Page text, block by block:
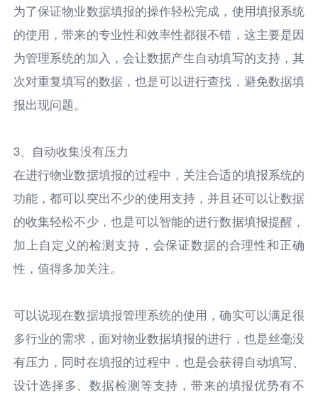
为了保证物业数据填报的操作轻松完成，使用填报系统
的使用，带来的专业性和效率性都很不错，这主要是因
为管理系统的加入，会让数据产生自动填写的支持，其
次对重复填写的数据，也是可以进行查找，避免数据填
报出现问题。
3、自动收集没有压力
在进行物业数据填报的过程中，关注合适的填报系统的
功能，都可以突出不少的使用支持，并且还可以让数据
的收集轻松不少，也是可以智能的进行数据填报提醒，
加上自定义的检测支持，会保证数据的合理性和正确
性，值得多加关注。
可以说现在数据填报管理系统的使用，确实可以满足很
多行业的需求，面对物业数据填报的进行，也是丝毫没
有压力，同时在填报的过程中，也是会获得自动填写、
设计选择多、数据检测等支持，带来的填报优势有不